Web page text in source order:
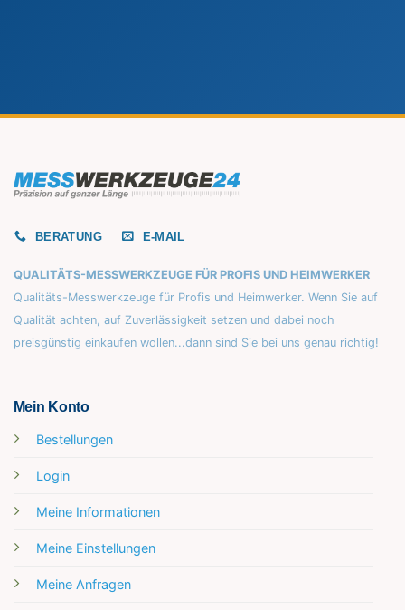
BERATUNG E-MAIL
QUALITÄTS-MESSWERKZEUGE FÜR PROFIS UND HEIMWERKER
Qualitäts-Messwerkzeuge für Profis und Heimwerker. Wenn Sie auf
Qualität achten, auf Zuverlässigkeit setzen und dabei noch
preisgünstig einkaufen wollen...dann sind Sie bei uns genau richtig!
Mein Konto
Bestellungen
Login
Meine Informationen
Meine Einstellungen
Meine Anfragen